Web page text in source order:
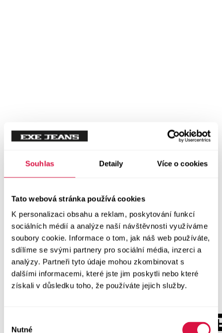
Souhlas Detaily Více o cookies
Tato webová stránka používá cookies
K personalizaci obsahu a reklam, poskytování funkcí
sociálních médií a analýze naší návštěvnosti využíváme
soubory cookie. Informace o tom, jak náš web používáte,
sdílíme se svými partnery pro sociální média, inzerci a
analýzy. Partneři tyto údaje mohou zkombinovat s
dalšími informacemi, které jste jim poskytli nebo které
získali v důsledku toho, že používáte jejich služby.
Nutné